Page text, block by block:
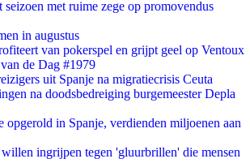
seizoen met ruime zege op promovendus
in augustus
van pokerspel en grijpt geel op Ventoux
de Dag #1979
uit Spanje na migratiecrisis Ceuta
na doodsbedreiging burgemeester Depla
opgerold in Spanje, verdienden miljoenen aan
ingrijpen tegen 'gluurbrillen' die mensen